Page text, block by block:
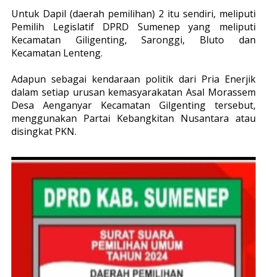
Untuk Dapil (daerah pemilihan) 2 itu sendiri, meliputi
Pemilih Legislatif DPRD Sumenep yang meliputi
Kecamatan Giligenting, Saronggi, Bluto dan
Kecamatan Lenteng.
Adapun sebagai kendaraan politik dari Pria Enerjik
dalam setiap urusan kemasyarakatan Asal Morassem
Desa Aenganyar Kecamatan Gilgenting tersebut,
menggunakan Partai Kebangkitan Nusantara atau
disingkat PKN.